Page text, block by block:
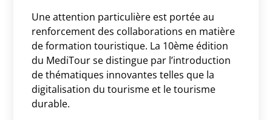
Une attention particulière est portée au
renforcement des collaborations en matière
de formation touristique. La 10ème édition
du MediTour se distingue par l’introduction
de thématiques innovantes telles que la
digitalisation du tourisme et le tourisme
durable.